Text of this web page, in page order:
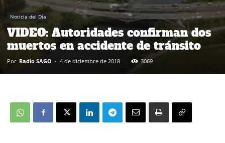
Noticia del Día
VIDEO: Autoridades confirman dos
muertos en accidente de tránsito
Por Radio SAGO - 4 de diciembre de 2018 3069